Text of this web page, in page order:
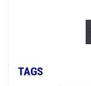
TAGS